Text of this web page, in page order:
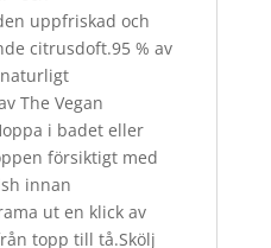
uppfriskad och
citrusdoft.95 % av
The Vegan
i badet eller
försiktigt med
innan
ut en klick av
topp till tå.Skölj